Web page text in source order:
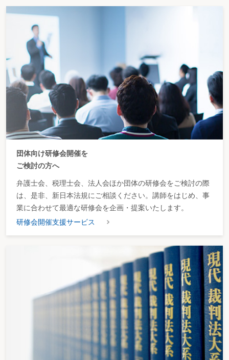
団体向け研修会開催を
ご検討の方へ
弁護士会、税理士会、法人会ほか団体の研修会をご検討の際
は、是非、新日本法規にご相談ください。講師をはじめ、事
業に合わせて最適な研修会を企画・提案いたします。
研修会開催支援サービス